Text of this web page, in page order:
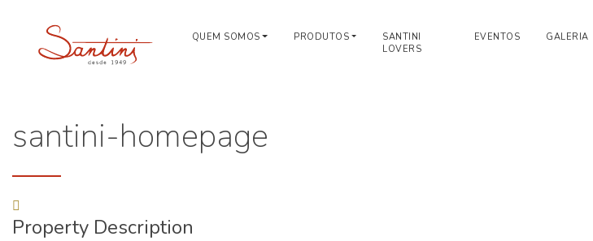
QUEM SOMOS PRODUTOS
SANTINI
LOVERS
EVENTOS GALERIA
santini-homepage
Property Description